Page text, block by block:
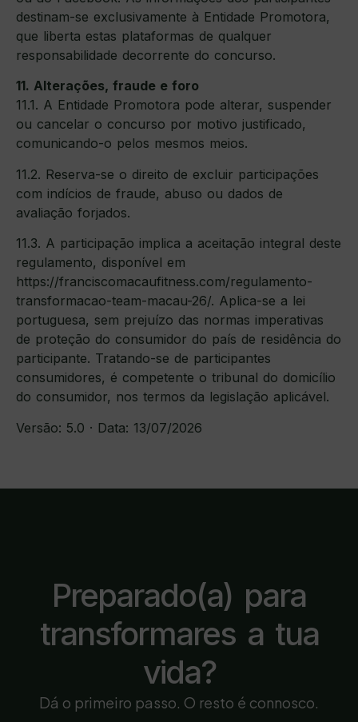
destinam-se exclusivamente à Entidade Promotora,
que liberta estas plataformas de qualquer
responsabilidade decorrente do concurso.
11. Alterações, fraude e foro
11.1. A Entidade Promotora pode alterar, suspender
ou cancelar o concurso por motivo justificado,
comunicando-o pelos mesmos meios.
11.2. Reserva-se o direito de excluir participações
com indícios de fraude, abuso ou dados de
avaliação forjados.
11.3. A participação implica a aceitação integral deste
regulamento, disponível em
https://franciscomacaufitness.com/regulamento-
transformacao-team-macau-26/. Aplica-se a lei
portuguesa, sem prejuízo das normas imperativas
de proteção do consumidor do país de residência do
participante. Tratando-se de participantes
consumidores, é competente o tribunal do domicílio
do consumidor, nos termos da legislação aplicável.
Versão: 5.0 · Data: 13/07/2026
Preparado(a) para
transformares a tua
vida?
Dá o primeiro passo. O resto é connosco.